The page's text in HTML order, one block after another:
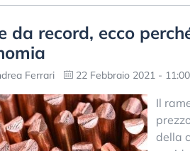
da record, ecco
Ferrari 22 Febbraio 2021 - 11:00
Il
della